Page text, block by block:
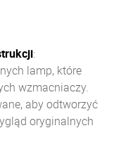
:
lamp, które
wzmacniaczy.
aby odtworzyć
oryginalnych